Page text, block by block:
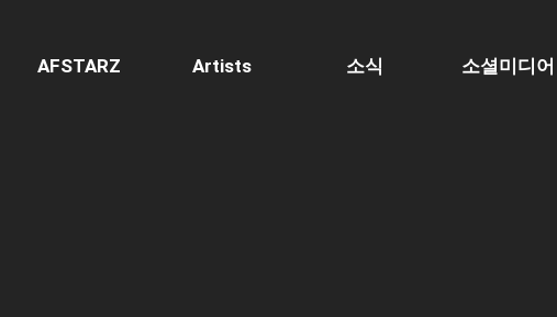
AFSTARZ Artists 소식 소셜미디어